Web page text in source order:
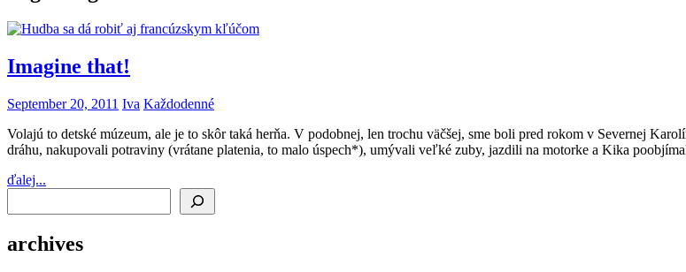
Imagine that!
September 20, 2011 Iva Každodenné
Volajú to detské múzeum, ale je to skôr taká herňa. V podobnej, len trochu väčšej, sme boli pred rokom v Severnej
dráhu, nakupovali potraviny (vrátane platenia, to malo úspech*), umývali veľké zuby, jazdili na motorke a Kika
ďalej...
archives